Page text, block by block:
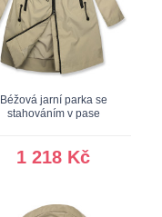
Béžová jarní parka se
stahováním v pase
1 218 Kč